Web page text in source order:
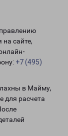
сайте,
+7 (495)
в Майму,
для расчета